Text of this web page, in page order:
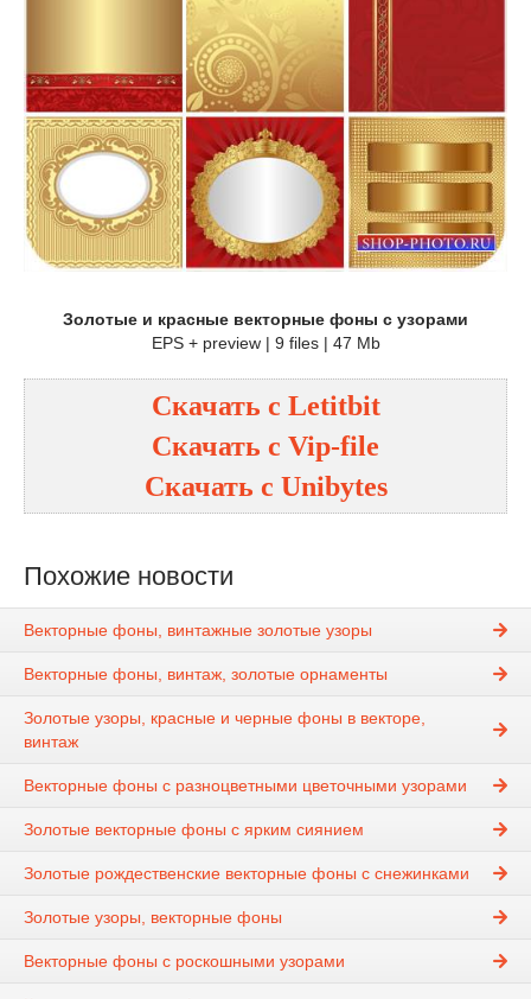
Золотые и красные векторные фоны с узорами
EPS + preview | 9 files | 47 Mb
Скачать с Letitbit
Скачать с Vip-file
Скачать с Unibytes
Похожие новости
Векторные фоны, винтажные золотые узоры
Векторные фоны, винтаж, золотые орнаменты
Золотые узоры, красные и черные фоны в векторе,
винтаж
Векторные фоны с разноцветными цветочными узорами
Золотые векторные фоны с ярким сиянием
Золотые рождественские векторные фоны с снежинками
Золотые узоры, векторные фоны
Векторные фоны с роскошными узорами